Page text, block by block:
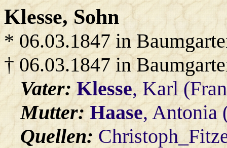
Klesse, Sohn
* 06.03.1847 in
† 06.03.1847 in
Vater:Klesse, Karl
Mutter:Haase, Antonia
Quellen: